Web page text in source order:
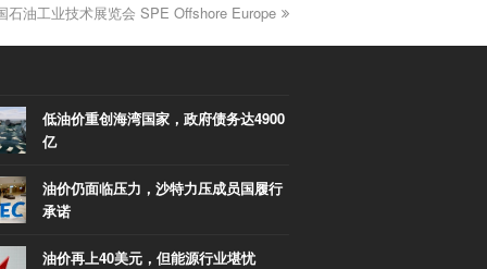
石油工业技术展览会 SPE Offshore Europe
低油价重创海湾国家，政府债务达4900
亿
油价仍面临压力，沙特力压成员国履行
承诺
油价再上40美元，但能源行业堪忧